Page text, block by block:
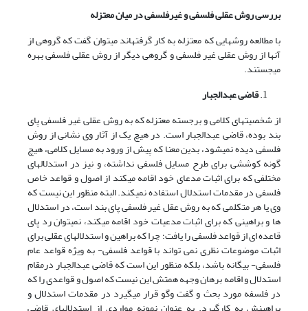
بررسی روش عقلی فلسفی و غیرفلسفی در میان معتزله
با مطالعه روش­هایی که معتزله به کار گرفته­اند می­توان گفت که گروهی از
آنها از روش عقلی غیر فلسفی و گروهی دیگر از روش عقلی فلسفی بهره
می­جستند.
قاضی عبدالجبار
از شخصیت­های کلامی و برجسته معتزله که به روش­ عقلی غیر فلسفی پای
بند بوده، قاضی عبدالجبار است. در هیچ یک از آثار وی نشانی از روش
فلسفی دیده نمی­شود، بدین معنا که پیش از ورود به مسایل کلامی، هیچ
گونه کوششی برای طرح مسایل فلسفی نداشته، و نیز در استدلال­های
مختلفی که برای اثبات مدعای خود اقامه می­کند از اصول و قواعد خاص
فلسفی در مقدمات استدلال استفاده نمی­کند. البته منظور این نیست که
وی یا هر متکلمی که به روش عقل غیر فلسفی پای بند است، در استدلال
ها و براهینی که برای اثبات مدعیات خود اقامه می­کند، نمی­توان رد پای
قاعده ای از قواعد فلسفی را یافت؛ چرا که براهین و استدلال­های عقلی برای
اثبات موضوعات نظری نمی تواند با قواعد فلسفی- به ویژه قواعد عام
فلسفی- بیگانه باشد، بلکه منظور این است که قاضی عبدالجبار درمقام
استدلال و اقامه برهان وجهه همتش این نیست که اصول و قواعدی را که
در فلسفه مورد بحث و گفت وگو قرار می­گیرد در مقدمات استدلال و